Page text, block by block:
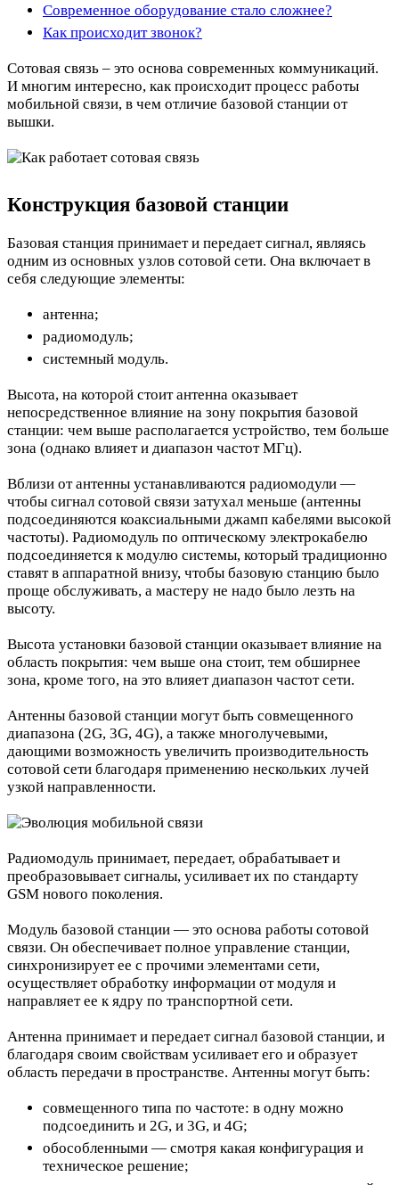
Современное оборудование стало сложнее?
Как происходит звонок?
Сотовая связь – это основа современных коммуникаций.
И многим интересно, как происходит процесс работы
мобильной связи, в чем отличие базовой станции от
вышки.
Конструкция базовой станции
Базовая станция принимает и передает сигнал, являясь
одним из основных узлов сотовой сети. Она включает в
себя следующие элементы:
антенна;
радиомодуль;
системный модуль.
Высота, на которой стоит антенна оказывает
непосредственное влияние на зону покрытия базовой
станции: чем выше располагается устройство, тем больше
зона (однако влияет и диапазон частот МГц).
Вблизи от антенны устанавливаются радиомодули —
чтобы сигнал сотовой связи затухал меньше (антенны
подсоединяются коаксиальными джамп кабелями высокой
частоты). Радиомодуль по оптическому электрокабелю
подсоединяется к модулю системы, который традиционно
ставят в аппаратной внизу, чтобы базовую станцию было
проще обслуживать, а мастеру не надо было лезть на
высоту.
Высота установки базовой станции оказывает влияние на
область покрытия: чем выше она стоит, тем обширнее
зона, кроме того, на это влияет диапазон частот сети.
Антенны базовой станции могут быть совмещенного
диапазона (2G, 3G, 4G), а также многолучевыми,
дающими возможность увеличить производительность
сотовой сети благодаря применению нескольких лучей
узкой направленности.
Радиомодуль принимает, передает, обрабатывает и
преобразовывает сигналы, усиливает их по стандарту
GSM нового поколения.
Модуль базовой станции — это основа работы сотовой
связи. Он обеспечивает полное управление станции,
синхронизирует ее с прочими элементами сети,
осуществляет обработку информации от модуля и
направляет ее к ядру по транспортной сети.
Антенна принимает и передает сигнал базовой станции, и
благодаря своим свойствам усиливает его и образует
область передачи в пространстве. Антенны могут быть:
совмещенного типа по частоте: в одну можно
подсоединить и 2G, и 3G, и 4G;
обособленными — смотря какая конфигурация и
техническое решение;